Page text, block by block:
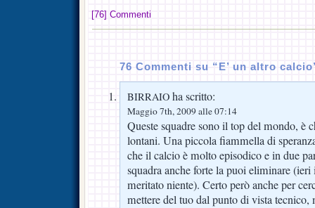
[76] Commenti
76 Commenti su “E’ un altro
BIRRAIO ha scritto:
Maggio 7th, 2009 alle 07:14
Queste squadre sono il top del mondo, è
lontani. Una piccola fiammella di
che il calcio è molto episodico e in due
squadra anche forte la puoi eliminare
meritato niente). Certo però anche per
mettere del tuo dal punto di vista tecnico,